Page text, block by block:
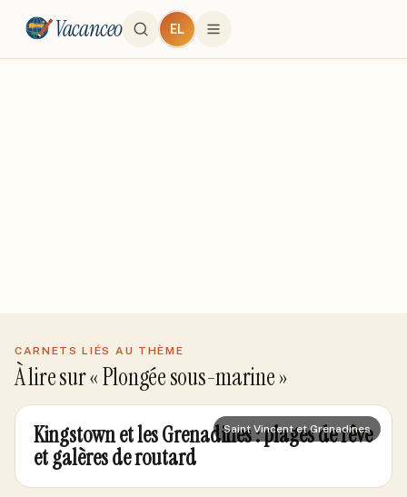
Vacanceo EL
CARNETS LIÉS AU THÈME
À lire sur «Plongée sous-marine»
Saint Vincent et Grenadines
Kingstown et les Grenadines : plages de rêve
et galères de routard